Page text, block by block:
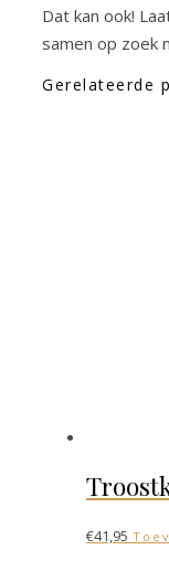
Dat kan ook!
samen op zoek
Gerelateerde
€41,95